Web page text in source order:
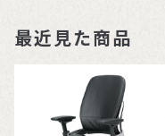
最近見た商品